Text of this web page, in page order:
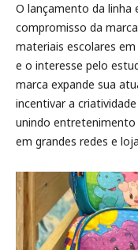
O lançamento da linha
compromisso da
materiais escolares
e o interesse pelo
marca expande sua
incentivar a
unindo entretenimento
em grandes redes e